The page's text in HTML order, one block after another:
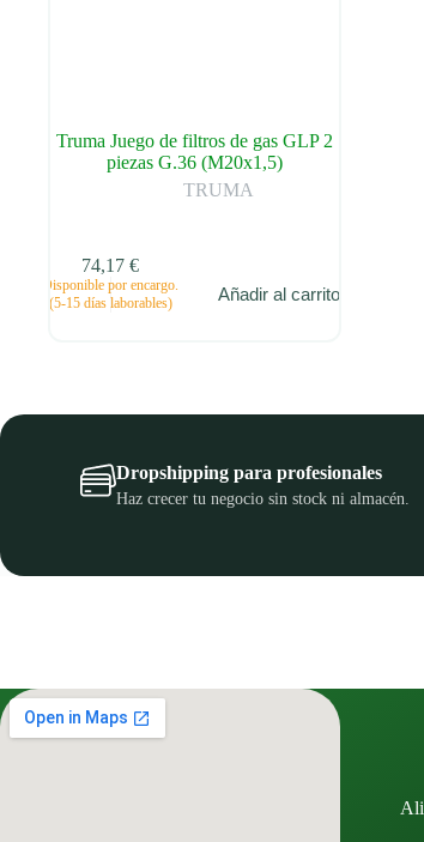
Truma Juego de filtros de gas GLP 2
piezas G.36 (M20x1,5)
TRUMA
74,17€
Disponible por encargo.
(5-15 días laborables)
Añadir al carrito
Dropshipping para profesionales
Haz crecer tu negocio sin stock ni almacén.